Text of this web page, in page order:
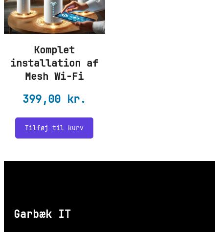
Komplet
installation af
Mesh Wi-Fi
399,00 kr.
Tilføj til kurv
Garbæk IT